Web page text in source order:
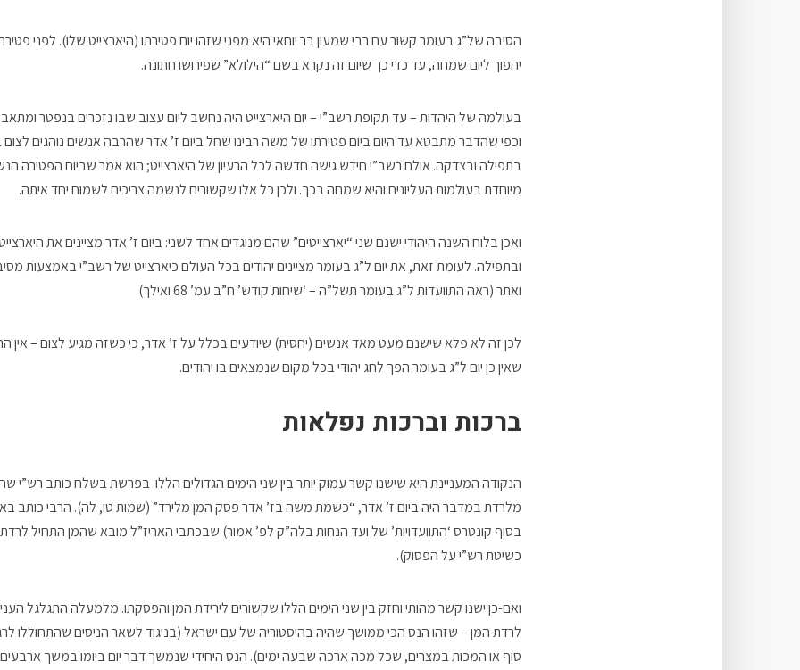
הסיבה של”ג בעומר קשור עם רבי שמעון בר יוחאי היא מפני שזהו יום פטירתו (היארצייט שלו). לפני
יהפוך ליום שמחה, עד כדי כך שיום זה נקרא בשם “הילולא” שפירושו חתונה.
בעולמה של היהדות – עד תקופת רשב”י – יום היארצייט היה נחשב ליום עצוב שבו נזכרים בנפטר
וכפי שהדבר מתבטא עד היום ביום פטירתו של משה רבינו שחל ביום ז’ אדר שהרבה אנשים נוהגים לצום
בתפילה ובצדקה. אולם רשב”י חידש גישה חדשה לכל הרעיון של היארצייט; הוא אמר שביום הפטירה
מיוחדת בעולמות העליונים והיא שמחה בכך. ולכן כל אלו שקשורים לנשמה צריכים לשמוח יחד איתה.
ואכן בלוח השנה היהודי ישנם שני “יארצייטים” שהם מנוגדים אחד לשני: ביום ז’ אדר מציינים את
ובתפילה. לעומת זאת, את יום ל”ג בעומר מציינים יהודים בכל העולם כיארצייט של רשב”י באמצעות
ואתר (ראה התוועדות ל”ג בעומר תשל”ה – ‘שיחות קודש’ ח”ב עמ’ 68 ואילך).
לכן זה לא פלא שישנם מעט מאד אנשים (יחסית) שיודעים בכלל על ז’ אדר, כי כשזה מגיע לצום – אין
שאין כן יום ל”ג בעומר הפך לחג יהודי בכל מקום שנמצאים בו יהודים.
ברכות וברכות נפלאות
הנקודה המעניינת היא שישנו קשר עמוק יותר בין שני הימים הגדולים הללו. בפרשת בשלח כותב רש”י
מלרדת במדבר היה ביום ז’ אדר, “כשמת משה בז’ אדר פסק המן מלירד” (שמות טו, לה). הרבי כותב
בסוף קונטרס ‘התוועדויות’ של ועד הנחות בלה”ק לפ’ אמור) שבכתבי האריז”ל מובא שהמן התחיל
כשיטת רש”י על הפסוק).
ואם-כן ישנו קשר מהותי וחזק בין שני הימים הללו שקשורים לירידת המן והפסקתו. מלמעלה התגלגל
לרדת המן – שזהו הנס הכי ממושך שהיה בהיסטוריה של עם ישראל (בניגוד לשאר הניסים שהתחוללו
סוף או המכות במצרים, שכל מכה ארכה שבעה ימים). הנס היחידי שנמשך דבר יום ביומו במשך